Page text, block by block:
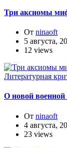
Три аксиомы
От ninaoft
5 августа,
12 views
Литературная
О новой военной
От ninaoft
4 августа,
23 views